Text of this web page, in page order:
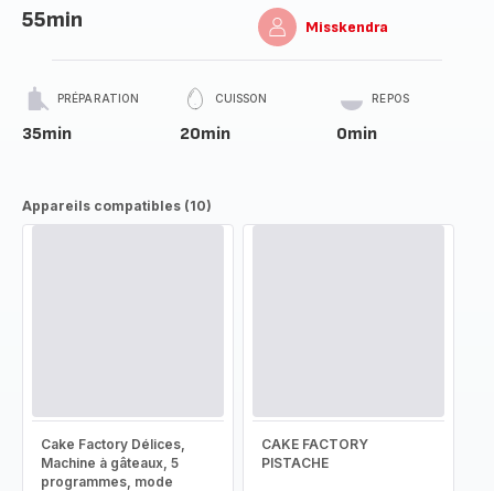
55min Misskendra
PRÉPARATION
35min
CUISSON
20min
REPOS
0min
Appareils compatibles (10)
Cake Factory Délices,
Machine à gâteaux, 5
programmes, mode
CAKE FACTORY
PISTACHE